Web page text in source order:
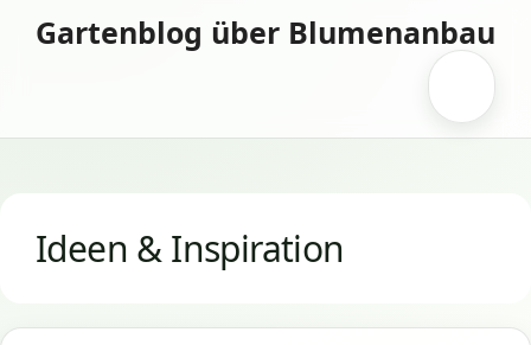
InhaltGartenblog über Blumenanbau
Ideen & Inspiration